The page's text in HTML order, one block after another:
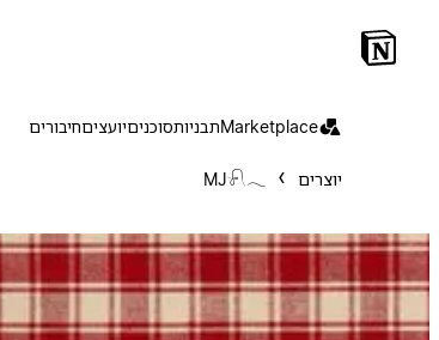
Marketplaceתבניותסוכניםיועציםחיבורים
יוצרים MJ𓍯𓂃